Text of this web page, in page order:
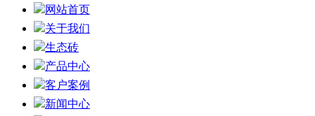
网站首页
关于我们
生态砖
产品中心
客户案例
新闻中心